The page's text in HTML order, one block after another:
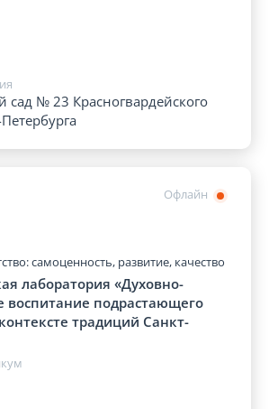
сад № 23 Красногвардейского
Офлайн
самоценность, развитие, качество
лаборатория «Духовно-
воспитание подрастающего
традиций Санкт-